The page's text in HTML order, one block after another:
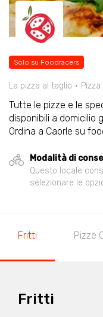
Solo su Foodracers
La pizza al taglio Pizza
Tutte le pizze e le
disponibili a domicilio
Ordina a Caorle su
Modalità di
Questo locale
selezionare le
Fritti Pizze
Fritti